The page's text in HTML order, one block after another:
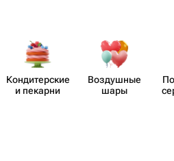
Кондит​ерские
и пекарни
Воздушные
шары